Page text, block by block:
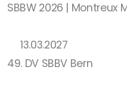
SBBW 2026 | Montreux
13.03.2027
49. DV SBBV Bern